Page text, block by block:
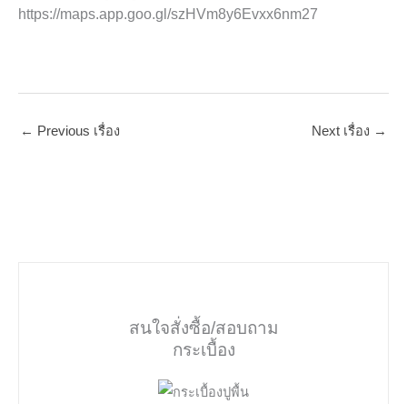
https://maps.app.goo.gl/szHVm8y6Evxx6nm27
← Previous เรื่อง Next เรื่อง →
สนใจสั่งซื้อ/สอบถาม
กระเบื้อง